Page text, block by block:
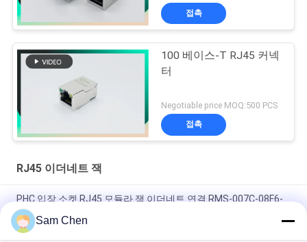
접촉
100 베이스-T RJ45 커넥
터
Negotiable price MOQ:500 PCS
접촉
RJ45 이더네트 잭
PHC 입장 소켓 RJ45 모듈라 잭 이더네트 연결 RMS-007C-08F6-
GY
자석 RJ45 이더네트 잭 RMA-392G-160F13-22 2 x 8 항구 PBT
Sam Chen